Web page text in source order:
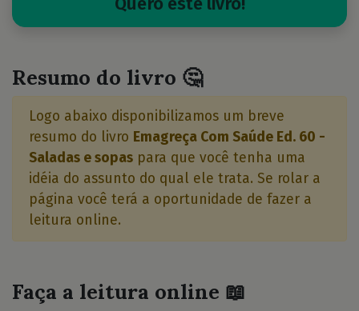
Resumo do livro 🤔
Logo abaixo disponibilizamos um breve
resumo do livro Emagreça Com Saúde Ed. 60 -
Saladas e sopas para que você tenha uma
idéia do assunto do qual ele trata. Se rolar a
página você terá a oportunidade de fazer a
leitura online.
Faça a leitura online 📖